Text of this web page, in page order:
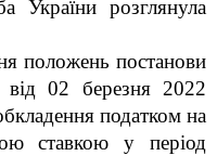
України розглянула
положень постанови
від 02 березня 2022
податком на
ставкою у період